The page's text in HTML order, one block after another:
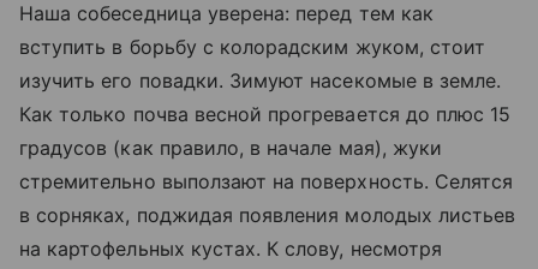
Наша собеседница уверена: перед тем как
вступить в борьбу с колорадским жуком, стоит
изучить его повадки. Зимуют насекомые в земле.
Как только почва весной прогревается до плюс 15
градусов (как правило, в начале мая), жуки
стремительно выползают на поверхность. Селятся
в сорняках, поджидая появления молодых листьев
на картофельных кустах. К слову, несмотря